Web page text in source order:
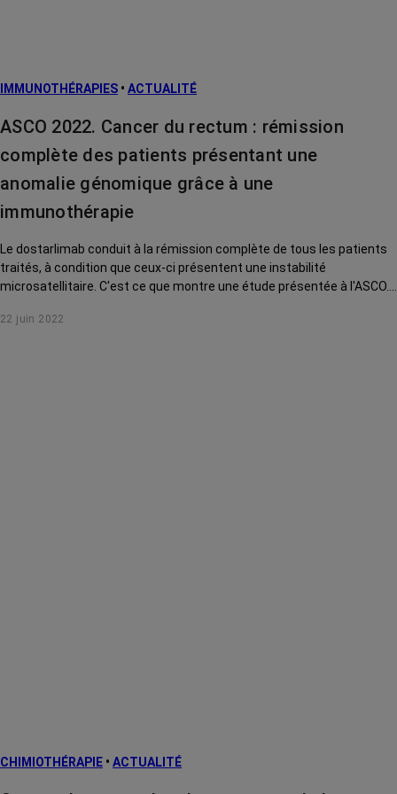
IMMUNOTHÉRAPIES • ACTUALITÉ
ASCO 2022. Cancer du rectum : rémission
complète des patients présentant une
anomalie génomique grâce à une
immunothérapie
Le dostarlimab conduit à la rémission complète de tous les patients
traités, à condition que ceux-ci présentent une instabilité
microsatellitaire. C'est ce que montre une étude présentée à l'ASCO.
souvent mal interprétés.
22 juin 2022
CHIMIOTHÉRAPIE • ACTUALITÉ